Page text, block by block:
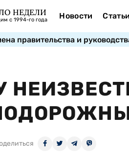
НЕДЕЛИ
с 1994-го года Новости Статьи
правительства и